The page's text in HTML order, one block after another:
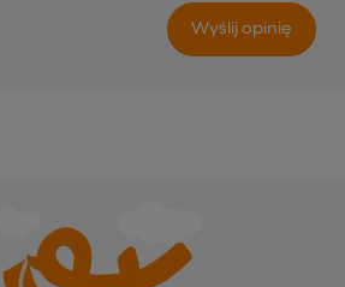
Wyślij opinię